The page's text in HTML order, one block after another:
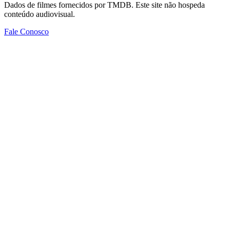
Dados de filmes fornecidos por TMDB. Este site não hospeda
conteúdo audiovisual.
Fale Conosco